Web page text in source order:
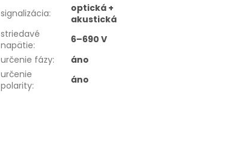
signalizácia:
optická +
akustická
striedavé
napätie:
6–690 V
určenie fázy:
áno
určenie
polarity: áno